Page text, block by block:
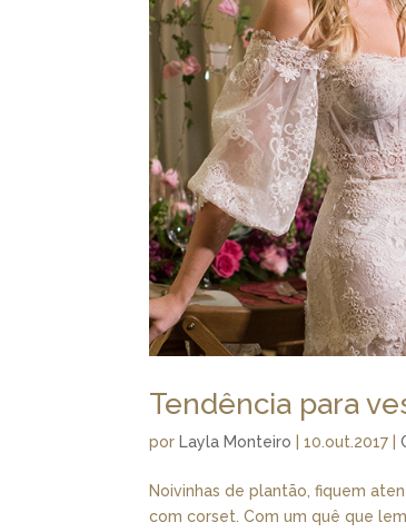
Tendência para
por Layla Monteiro |10.out.2017 |
Noivinhas de plantão, fiquem
com corset. Com um quê que